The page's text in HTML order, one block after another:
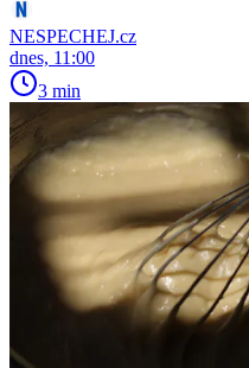
NESPECHEJ.cz
dnes, 11:00
3 min